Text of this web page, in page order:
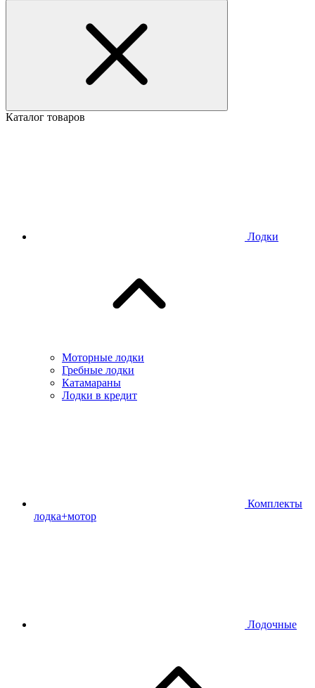
Каталог товаров
Лодки
Моторные лодки
Гребные лодки
Катамараны
Лодки в кредит
Комплекты
лодка+мотор
Лодочные